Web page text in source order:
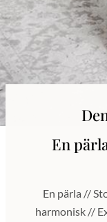
En
En pärla //
harmonisk //